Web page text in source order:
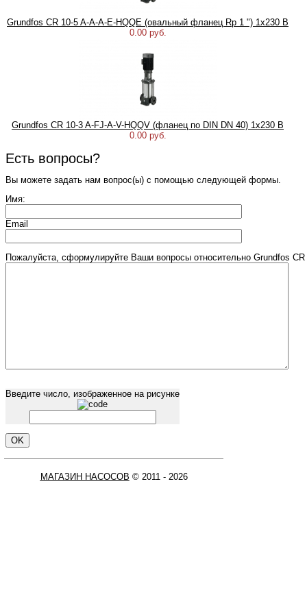
Grundfos CR 10-5 A-A-A-E-HQQE (овальный фланец Rp 1 ") 1х230 В
0.00 руб.
Grundfos CR 10-3 A-FJ-A-V-HQQV (фланец по DIN DN 40) 1х230 В
0.00 руб.
Есть вопросы?
Вы можете задать нам вопрос(ы) с помощью следующей формы.
Имя:
Email
Пожалуйста, сформулируйте Ваши вопросы относительно Grundfos
Введите число, изображенное на рисунке
МАГАЗИН НАСОСОВ © 2011 - 2026